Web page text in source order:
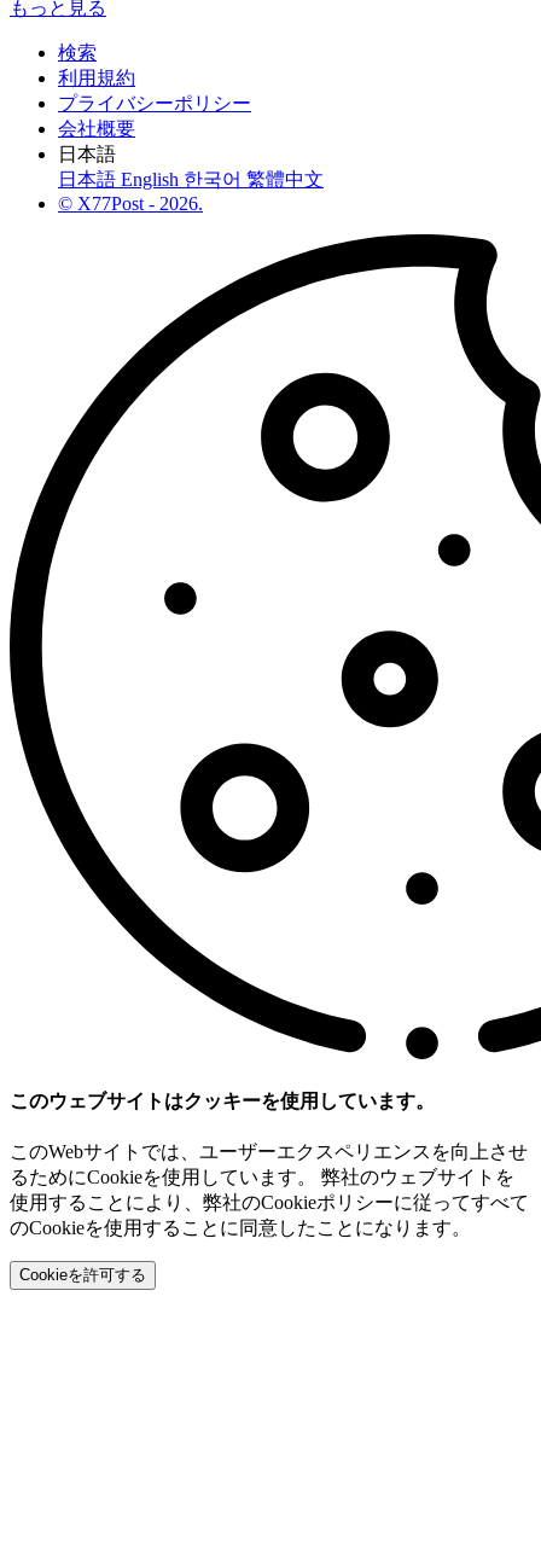
もっと見る
検索
利用規約
プライバシーポリシー
会社概要
日本語
日本語 English 한국어 繁體中文
© X77Post - 2026.
このウェブサイトはクッキーを使用しています。
このWebサイトでは、ユーザーエクスペリエンスを向上させ
るためにCookieを使用しています。 弊社のウェブサイトを
使用することにより、弊社のCookieポリシーに従ってすべて
のCookieを使用することに同意したことになります。
Cookieを許可する